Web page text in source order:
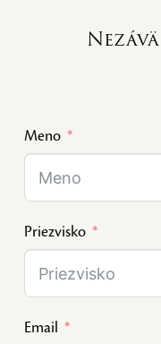
Meno
Priezvisko
Email